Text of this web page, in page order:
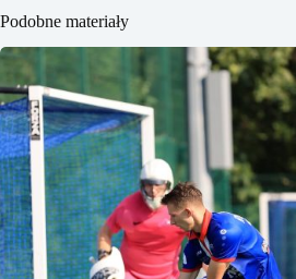
Podobne materiały